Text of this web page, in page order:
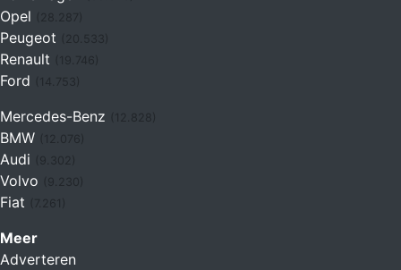
Opel
Peugeot
Renault (19.746)
Ford (14.753)
Mercedes-Benz
BMW (12.076)
Audi
Volvo
Fiat (7.261)
Meer
Adverteren